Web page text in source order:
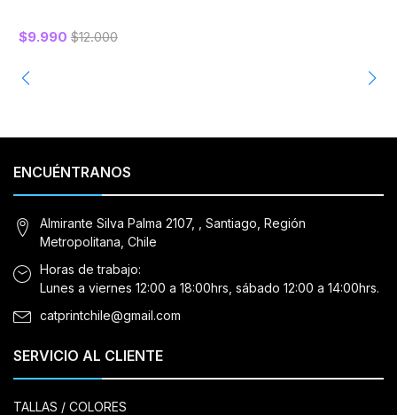
$9.990 $12.000
ENCUÉNTRANOS
Almirante Silva Palma 2107, , Santiago, Región
Metropolitana, Chile
Horas de trabajo:
Lunes a viernes 12:00 a 18:00hrs, sábado 12:00 a 14:00hrs.
catprintchile@gmail.com
SERVICIO AL CLIENTE
TALLAS / COLORES